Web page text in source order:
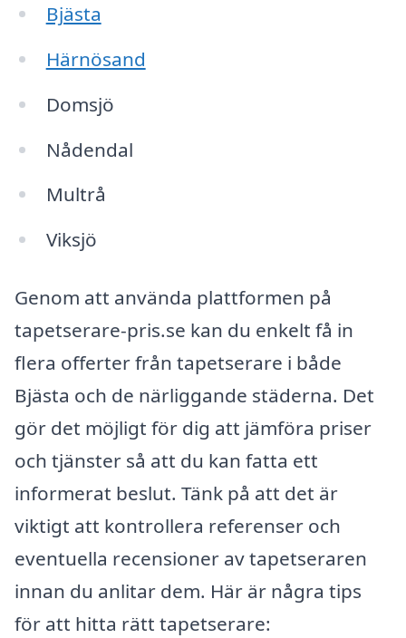
Bjästa
Härnösand
Domsjö
Nådendal
Multrå
Viksjö
Genom att använda plattformen på
tapetserare-pris.se kan du enkelt få in
flera offerter från tapetserare i både
Bjästa och de närliggande städerna. Det
gör det möjligt för dig att jämföra priser
och tjänster så att du kan fatta ett
informerat beslut. Tänk på att det är
viktigt att kontrollera referenser och
eventuella recensioner av tapetseraren
innan du anlitar dem. Här är några tips
för att hitta rätt tapetserare: